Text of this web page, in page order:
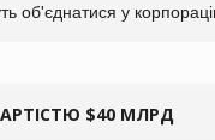
об'єднатися у
$40 МЛРД